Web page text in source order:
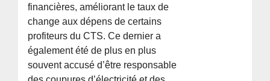
financières, améliorant le taux de
change aux dépens de certains
profiteurs du CTS. Ce dernier a
également été de plus en plus
souvent accusé d’être responsable